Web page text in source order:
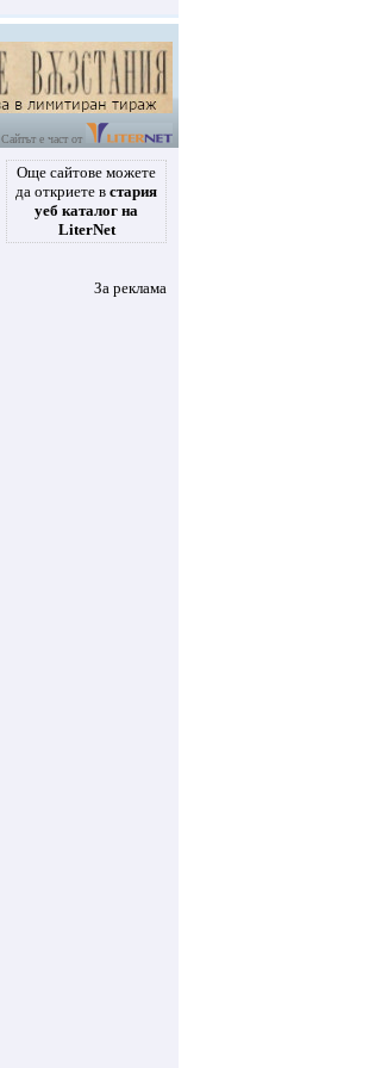
Сайтът е част от
Още сайтове можете
да откриете в стария
уеб каталог на
LiterNet
За реклама